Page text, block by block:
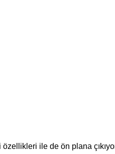
ile de ön plana